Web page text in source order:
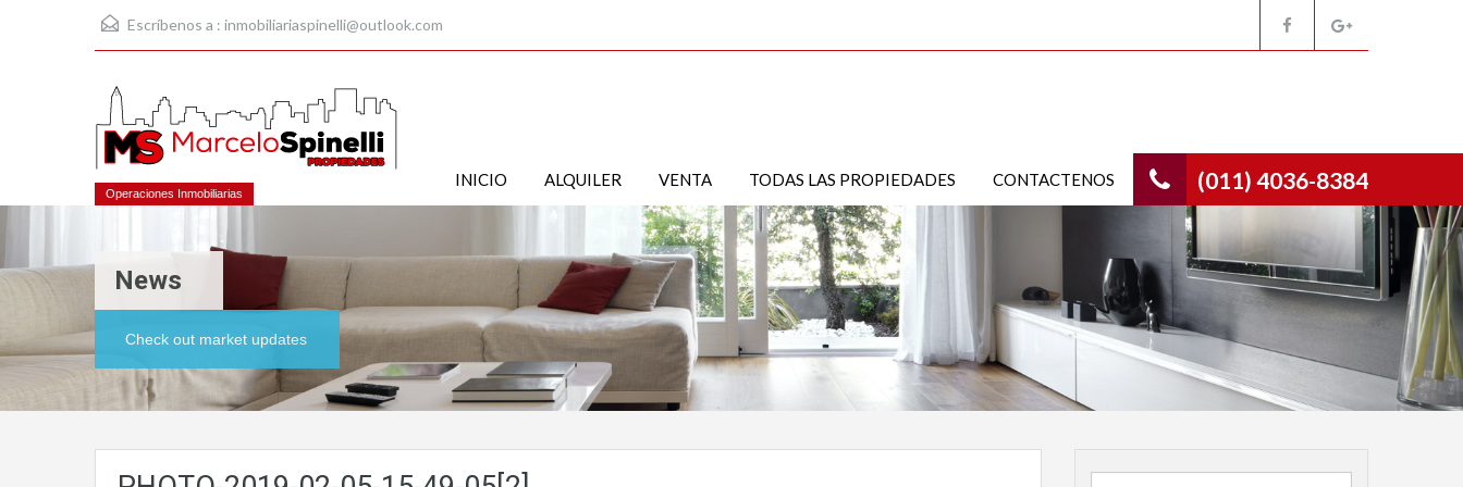
Escríbenos a : inmobiliariaspinelli@outlook.com
Operaciones Inmobiliarias (011) 4036-8384
INICIO ALQUILER VENTA TODAS LAS PROPIEDADES CONTACTENOS
News
Check out market updates